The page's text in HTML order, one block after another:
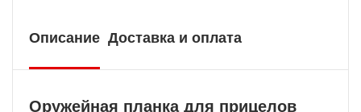
Описание Доставка и оплата
Оружейная планка для прицелов